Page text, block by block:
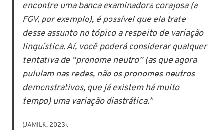
encontre uma banca examinadora corajosa (a
FGV, por exemplo), é possível que ela trate
desse assunto no tópico a respeito de variação
linguística. Aí, você poderá considerar qualquer
tentativa de “pronome neutro” (as que agora
pululam nas redes, não os pronomes neutros
demonstrativos, que já existem há muito
tempo) uma variação diastrática.”
(JAMILK, 2023).